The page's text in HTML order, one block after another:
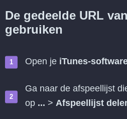
De gedeelde URL
gebruiken
Open je iTunes-
Ga naar de afspeellijst
op ... > Afspeellijst